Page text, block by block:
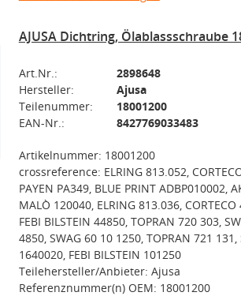
AJUSA Dichtring, Ölablassschraube
Art.Nr.:
2898648
Hersteller:
Ajusa
Teilenummer:
18001200
EAN-Nr.:
8427769033483
Artikelnummer: 18001200
crossreference: ELRING 813.052,
PAYEN PA349, BLUE PRINT ADBP010002,
MALÒ 120040, ELRING 813.036, CORTECO
FEBI BILSTEIN 44850, TOPRAN 720 303,
4850, SWAG 60 10 1250, TOPRAN 721 131,
1640020, FEBI BILSTEIN 101250
Teilehersteller/Anbieter: Ajusa
Referenznummer(n) OEM: 18001200